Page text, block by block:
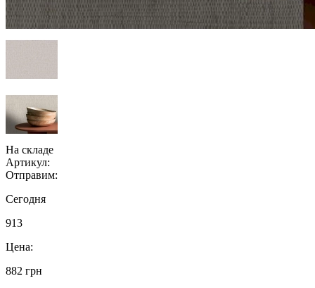
На складе
Артикул:
Отправим:
Сегодня
913
Цена:
882 грн